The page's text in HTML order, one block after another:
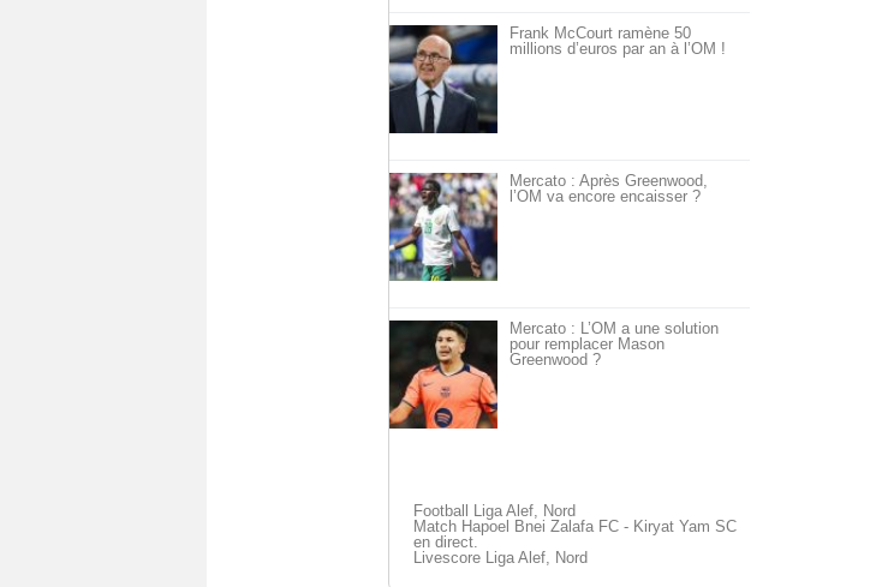
Frank McCourt ramène 50
millions d’euros par an à l’OM !
Mercato : Après Greenwood,
l’OM va encore encaisser ?
Mercato : L’OM a une solution
pour remplacer Mason
Greenwood ?
Football Liga Alef, Nord
Match Hapoel Bnei Zalafa FC - Kiryat Yam SC
en direct.
Livescore Liga Alef, Nord